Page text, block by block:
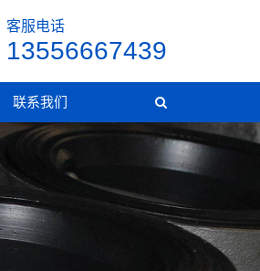
客服电话
13556667439
联系我们